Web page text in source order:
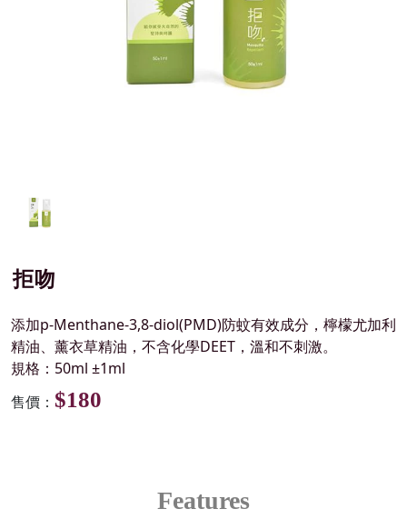
拒吻
添加p-Menthane-3,8-diol(PMD)防蚊有效成分，檸檬尤加利
精油、薰衣草精油，不含化學DEET，溫和不刺激。
規格：50ml ±1ml
售價： $180
Features